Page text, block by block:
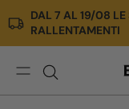
Vai
direttamente
ai
contenuti
DAL 7 AL 19/08 LE
RALLENTAMENTI